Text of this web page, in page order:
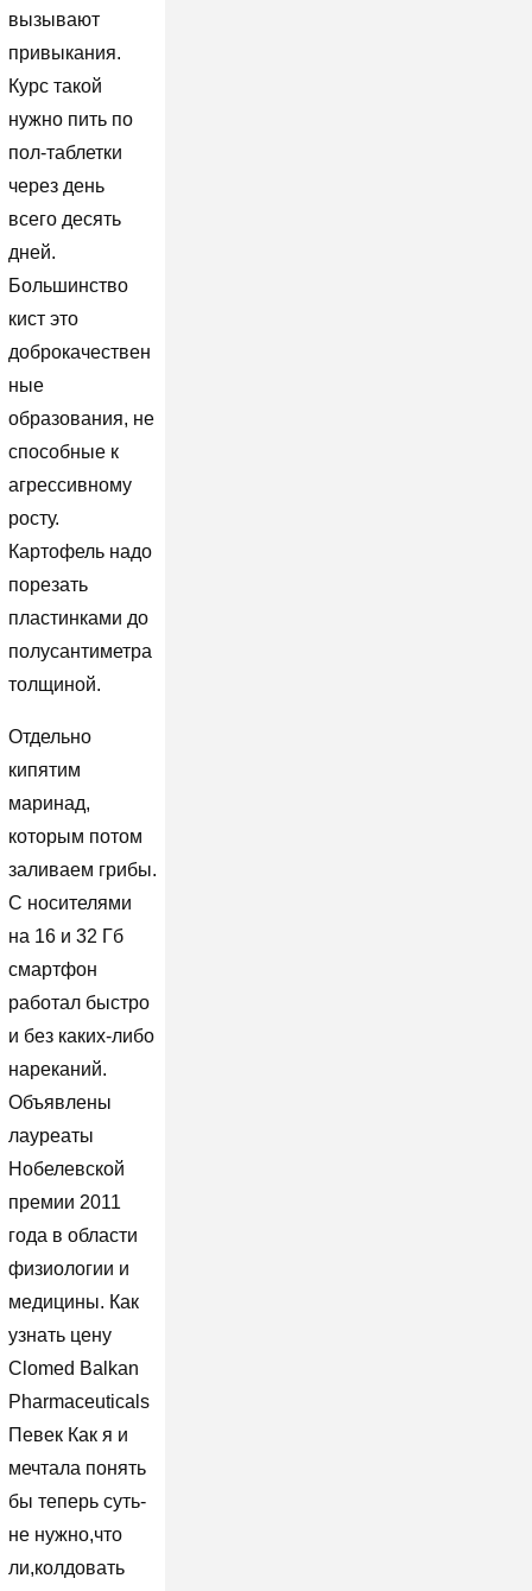
вызывают
привыкания.
Курс такой
нужно пить по
пол-таблетки
через день
всего десять
дней.
Большинство
кист это
доброкачествен
ные
образования, не
способные к
агрессивному
росту.
Картофель надо
порезать
пластинками до
полусантиметра
толщиной.
Отдельно
кипятим
маринад,
которым потом
заливаем грибы.
С носителями
на 16 и 32 Гб
смартфон
работал быстро
и без каких-либо
нареканий.
Объявлены
лауреаты
Нобелевской
премии 2011
года в области
физиологии и
медицины. Как
узнать цену
Clomed Balkan
Pharmaceuticals
Певек Как я и
мечтала понять
бы теперь суть-
не нужно,что
ли,колдовать